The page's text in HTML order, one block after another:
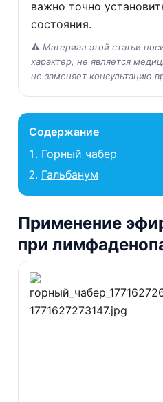
важно точно
состояния.
⚠️ Материал этой статьи
характер, не является
не заменяет консультацию
Содержание
Горный чабер
Гальбанум
Применение
при